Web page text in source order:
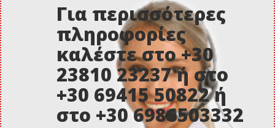
Για περισσότερες
πληροφορίες
καλέστε στο +30
23810 23237 ή στο
+30 69415 50822 ή
στο +30 6986503332